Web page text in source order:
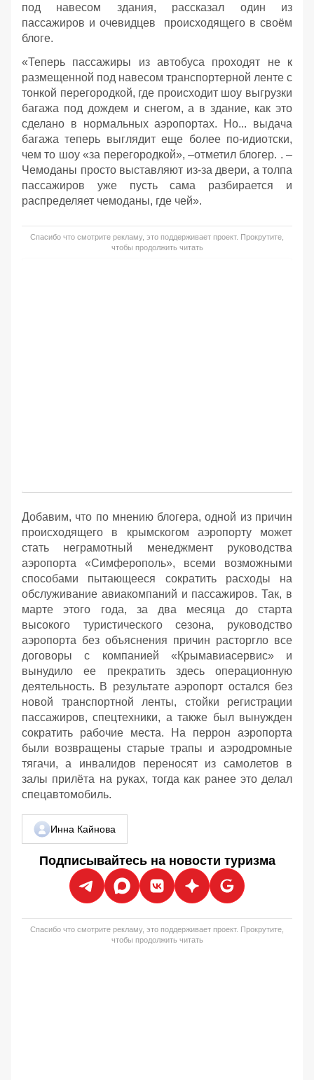
под навесом здания, рассказал один из
пассажиров и очевидцев происходящего в своём
блоге.
«Теперь пассажиры из автобуса проходят не к
размещенной под навесом транспортерной ленте с
тонкой перегородкой, где происходит шоу выгрузки
багажа под дождем и снегом, а в здание, как это
сделано в нормальных аэропортах. Но... выдача
багажа теперь выглядит еще более по-идиотски,
чем то шоу «за перегородкой», –отметил блогер. . –
Чемоданы просто выставляют из-за двери, а толпа
пассажиров уже пусть сама разбирается и
распределяет чемоданы, где чей».
Спасибо что смотрите рекламу, это поддерживает проект. Прокрутите,
чтобы продолжить читать
Добавим, что по мнению блогера, одной из причин
происходящего в крымскогом аэропорту может
стать неграмотный менеджмент руководства
аэропорта «Симферополь», всеми возможными
способами пытающееся сократить расходы на
обслуживание авиакомпаний и пассажиров. Так, в
марте этого года, за два месяца до старта
высокого туристического сезона, руководство
аэропорта без объяснения причин расторгло все
договоры с компанией «Крымавиасервис» и
вынудило ее прекратить здесь операционную
деятельность. В результате аэропорт остался без
новой транспортной ленты, стойки регистрации
пассажиров, спецтехники, а также был вынужден
сократить рабочие места. На перрон аэропорта
были возвращены старые трапы и аэродромные
тягачи, а инвалидов переносят из самолетов в
залы прилёта на руках, тогда как ранее это делал
спецавтомобиль.
Инна Кайнова
Подписывайтесь на новости туризма
Спасибо что смотрите рекламу, это поддерживает проект. Прокрутите,
чтобы продолжить читать